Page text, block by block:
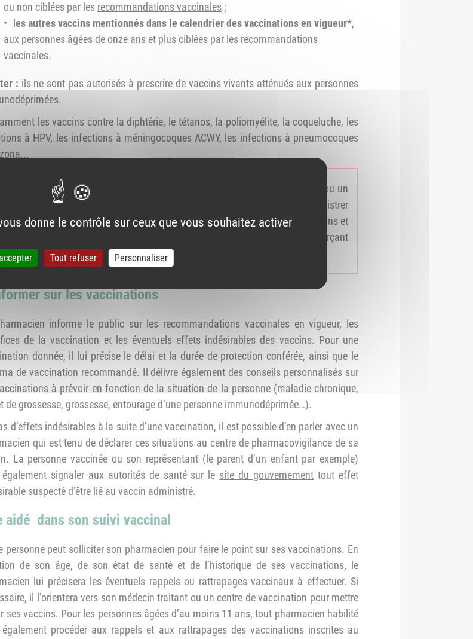
ou non ciblées par les recommandations vaccinales ;
es autres vaccins mentionnés dans le calendrier des vaccinations en vigueur*,
aux personnes âgées de onze ans et plus ciblées par les recommandations
vaccinales.
: ils ne sont pas autorisés à prescrire de vaccins vivants atténués aux personnes
les vaccins contre la diphtérie, le tétanos, la poliomyélite, la coqueluche, les
à HPV, les infections à méningocoques ACWY, les infections à pneumocoques
pharmaciens formés exerçant dans une pharmacie à usage intérieur (PUI) ou un
de biologie médicale sont également autorisés à prescrire et à administrer
vaccins mentionnés dans le calendrier vaccinal aux personnes âgées de 11 ans et
(dès 5 ans pour la Covid-19). En pratique, les pharmaciens habilités exerçant
une PUI peuvent vacciner les patients hospitalisés et le personnel.
sur les vaccinations
informe le public sur les recommandations vaccinales en vigueur, les
de la vaccination et les éventuels effets indésirables des vaccins. Pour une
donnée, il lui précise le délai et la durée de protection conférée, ainsi que le
de vaccination recommandé. Il délivre également des conseils personnalisés sur
à prévoir en fonction de la situation de la personne (maladie chronique,
de grossesse, grossesse, entourage d’une personne immunodéprimée…).
d’effets indésirables à la suite d’une vaccination, il est possible d’en parler avec un
qui est tenu de déclarer ces situations au centre de pharmacovigilance de sa
La personne vaccinée ou son représentant (le parent d’un enfant par exemple)
également signaler aux autorités de santé sur le site du gouvernement tout effet
suspecté d’être lié au vaccin administré.
aidé dans son suivi vaccinal
personne peut solliciter son pharmacien pour faire le point sur ses vaccinations. En
de son âge, de son état de santé et de l’historique de ses vaccinations, le
lui précisera les éventuels rappels ou rattrapages vaccinaux à effectuer. Si
il l’orientera vers son médecin traitant ou un centre de vaccination pour mettre
ses vaccins. Pour les personnes âgées d’au moins 11 ans, tout pharmacien habilité
procéder aux rappels et aux rattrapages des vaccinations inscrites au
donne le contrôle sur ceux que vous souhaitez activer
Tout refuser Personnaliser